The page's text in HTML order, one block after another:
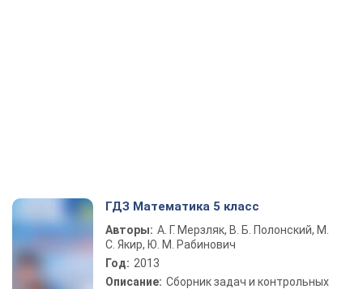
ГДЗ Математика 5 класс
Авторы: А. Г. Мерзляк, В. Б. Полонский, М.
С. Якир, Ю. М. Рабинович
Год: 2013
Описание: Сборник задач и контрольных